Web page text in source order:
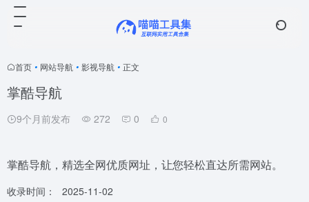
首页 • 网站导航 • 影视导航 • 正文
掌酷导航
9个月前发布 272 0 0
掌酷导航，精选全网优质网址，让您轻松直达所需网站。
收录时间：
2025-11-02